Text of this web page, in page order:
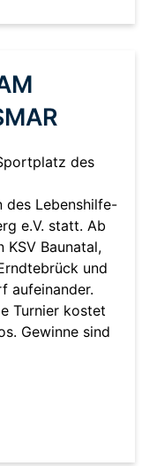
des
des Lebenshilfe-
e.V. statt. Ab
KSV Baunatal,
und
aufeinander.
Turnier kostet
Gewinne sind